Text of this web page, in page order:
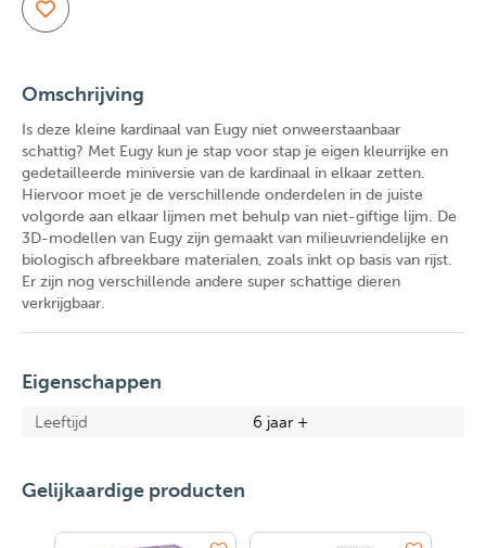
Omschrijving
Is deze kleine kardinaal van Eugy niet onweerstaanbaar
schattig? Met Eugy kun je stap voor stap je eigen kleurrijke en
gedetailleerde miniversie van de kardinaal in elkaar zetten.
Hiervoor moet je de verschillende onderdelen in de juiste
volgorde aan elkaar lijmen met behulp van niet-giftige lijm. De
3D-modellen van Eugy zijn gemaakt van milieuvriendelijke en
biologisch afbreekbare materialen, zoals inkt op basis van rijst.
Er zijn nog verschillende andere super schattige dieren
verkrijgbaar.
Eigenschappen
Leeftijd 6 jaar +
Gelijkaardige producten